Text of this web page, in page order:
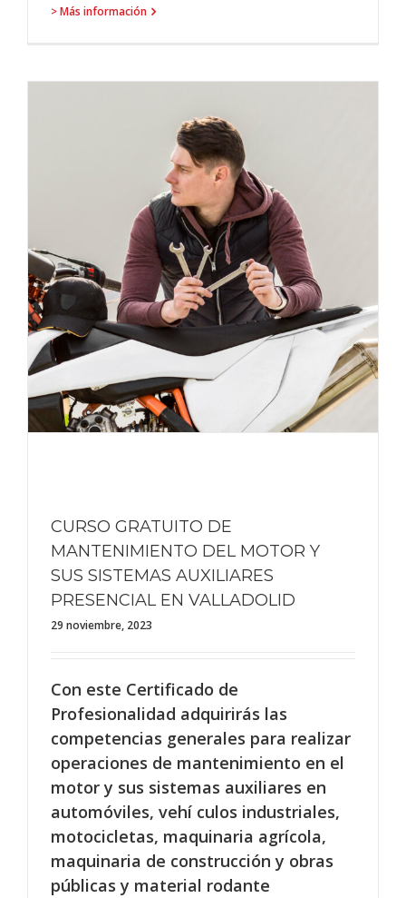
> Más información
CURSO GRATUITO DE
MANTENIMIENTO DEL MOTOR Y
SUS SISTEMAS AUXILIARES
PRESENCIAL EN VALLADOLID
29 noviembre, 2023
Con este Certificado de
Profesionalidad adquirirás las
competencias generales para realizar
operaciones de mantenimiento en el
motor y sus sistemas auxiliares en
automóviles, vehí culos industriales,
motocicletas, maquinaria agrícola,
maquinaria de construcción y obras
públicas y material rodante